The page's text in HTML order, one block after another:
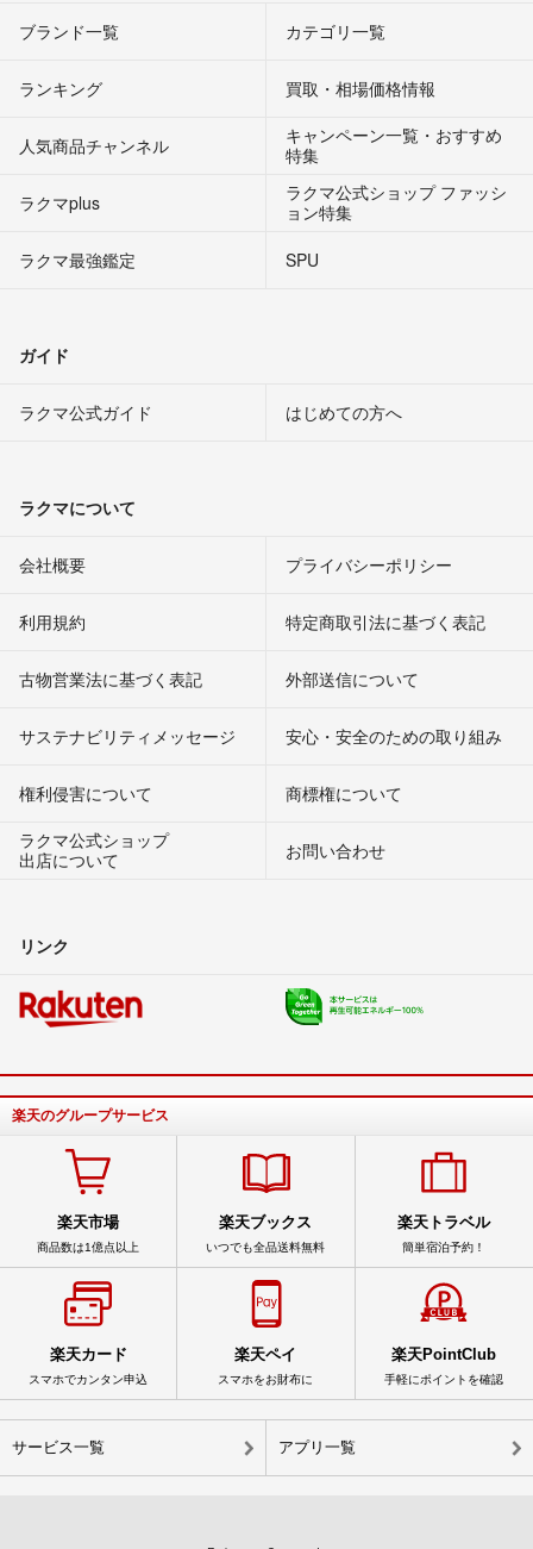
ブランド一覧 カテゴリ一覧
ランキング 買取・相場価格情報
人気商品チャンネル
キャンペーン一覧・おすすめ
特集
ラクマplus
ラクマ公式ショップ ファッシ
ョン特集
ラクマ最強鑑定
SPU
ガイド
ラクマ公式ガイド はじめての方へ
ラクマについて
会社概要 プライバシーポリシー
利用規約 特定商取引法に基づく表記
古物営業法に基づく表記 外部送信について
サステナビリティメッセージ 安心・安全のための取り組み
権利侵害について
商標権について
ラクマ公式ショップ
出店について
お問い合わせ
リンク
楽天のグループサービス
楽天市場
商品数は1億点以上
楽天ブックス
いつでも全品送料無料
楽天トラベル
簡単宿泊予約！
楽天カード
スマホでカンタン申込
楽天ペイ
スマホをお財布に
楽天PointClub
手軽にポイントを確認
サービス一覧 アプリ一覧